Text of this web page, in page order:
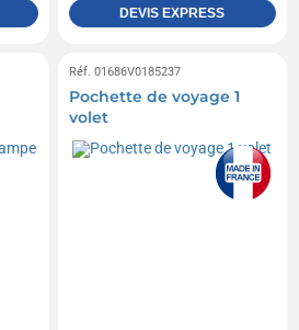
DEVIS EXPRESS
Réf. 01686V0185237
Pochette de voyage 1
volet